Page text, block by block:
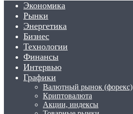
Экономика
Рынки
Энергетика
Бизнес
Технологии
Финансы
Интервью
Графики
Валютный рынок (форекс)
Криптовалюта
Акции, индексы